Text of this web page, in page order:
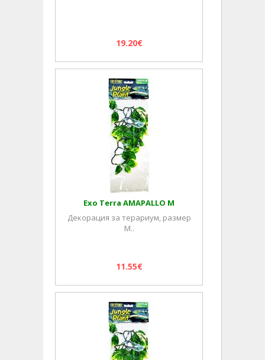
19.20€
Exo Terra AMAPALLO M
Декорация за терариум, размер
M..
11.55€